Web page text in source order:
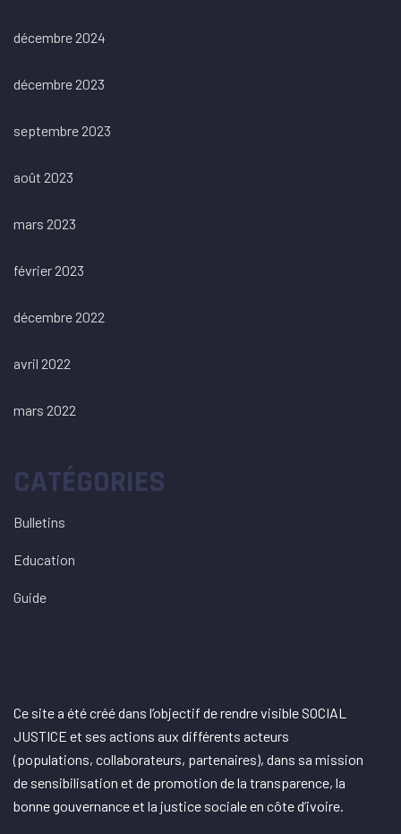
décembre 2024
décembre 2023
septembre 2023
août 2023
mars 2023
février 2023
décembre 2022
avril 2022
mars 2022
CATÉGORIES
Bulletins
Education
Guide
Ce site a été créé dans l’objectif de rendre visible SOCIAL
JUSTICE et ses actions aux différents acteurs
(populations, collaborateurs, partenaires), dans sa mission
de sensibilisation et de promotion de la transparence, la
bonne gouvernance et la justice sociale en côte d’ivoire.